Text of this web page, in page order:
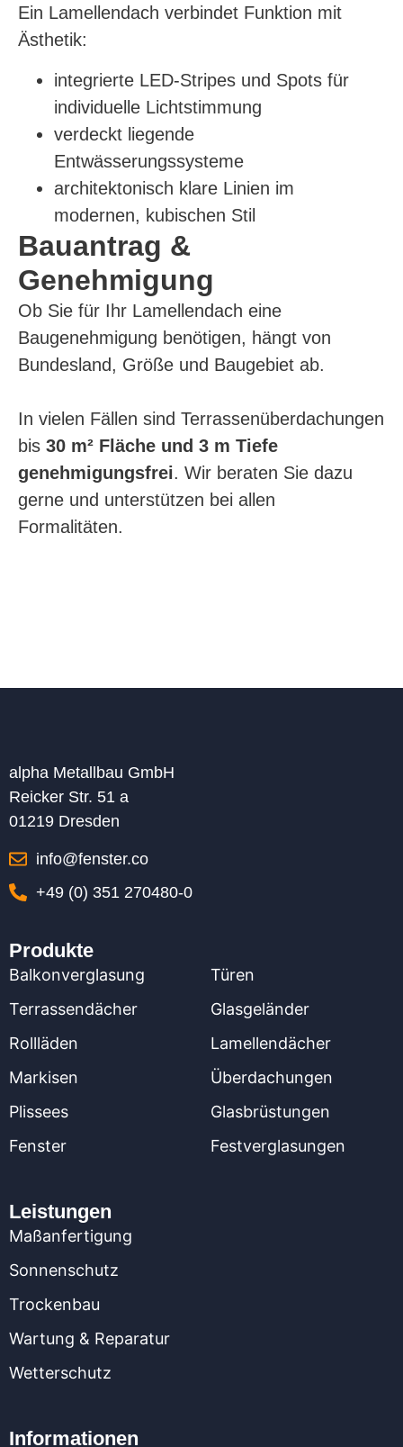
Ein Lamellendach verbindet Funktion mit
Ästhetik:
integrierte LED-Stripes und Spots für
individuelle Lichtstimmung
verdeckt liegende
Entwässerungssysteme
architektonisch klare Linien im
modernen, kubischen Stil
Bauantrag &
Genehmigung
Ob Sie für Ihr Lamellendach eine
Baugenehmigung benötigen, hängt von
Bundesland, Größe und Baugebiet ab.
In vielen Fällen sind Terrassenüberdachungen
bis 30 m² Fläche und 3 m Tiefe
genehmigungsfrei. Wir beraten Sie dazu
gerne und unterstützen bei allen
Formalitäten.
alpha Metallbau GmbH
Reicker Str. 51 a
01219 Dresden
info@fenster.co
+49 (0) 351 270480-0
Produkte
Balkonverglasung
Terrassendächer
Rollläden
Markisen
Plissees
Fenster
Türen
Glasgeländer
Lamellendächer
Überdachungen
Glasbrüstungen
Festverglasungen
Leistungen
Maßanfertigung
Sonnenschutz
Trockenbau
Wartung & Reparatur
Wetterschutz
Informationen